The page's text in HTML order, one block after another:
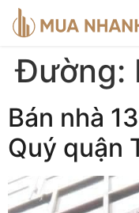
Đường:
Bán nhà
Quý quận